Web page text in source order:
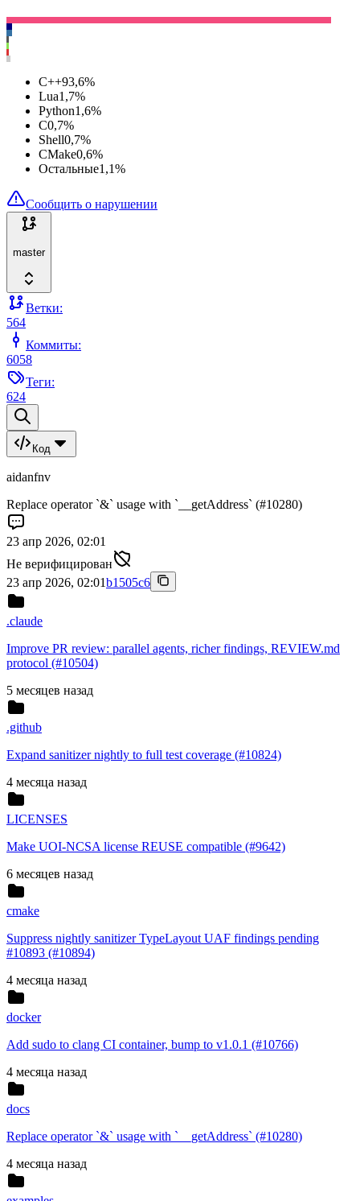
C++93,6%
Lua1,7%
Python1,6%
C0,7%
Shell0,7%
CMake0,6%
Остальные1,1%
Сообщить о нарушении
master
Ветки:
564
Коммиты:
6058
Теги:
624
Код
aidanfnv
Replace operator `&` usage with `__getAddress` (#10280)
23 апр 2026, 02:01
Не верифицирован
23 апр 2026, 02:01b1505c6
.claude
Improve PR review: parallel agents, richer findings, REVIEW.md
protocol (#10504)
5 месяцев назад
.github
Expand sanitizer nightly to full test coverage (#10824)
4 месяца назад
LICENSES
Make UOI-NCSA license REUSE compatible (#9642)
6 месяцев назад
cmake
Suppress nightly sanitizer TypeLayout UAF findings pending
#10893 (#10894)
4 месяца назад
docker
Add sudo to clang CI container, bump to v1.0.1 (#10766)
4 месяца назад
docs
Replace operator `&` usage with `__getAddress` (#10280)
4 месяца назад